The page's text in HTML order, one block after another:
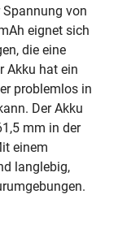
von
eignet sich
die eine
Akku hat ein
problemlos in
Der Akku
mm in der
einem
langlebig,